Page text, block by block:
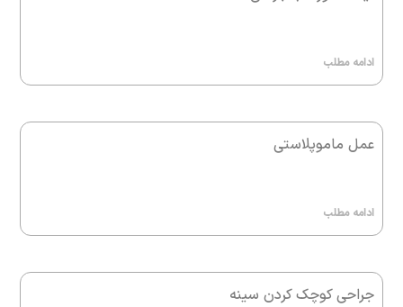
ادامه مطلب
عمل ماموپلاستی
ادامه مطلب
جراحی کوچک کردن سینه